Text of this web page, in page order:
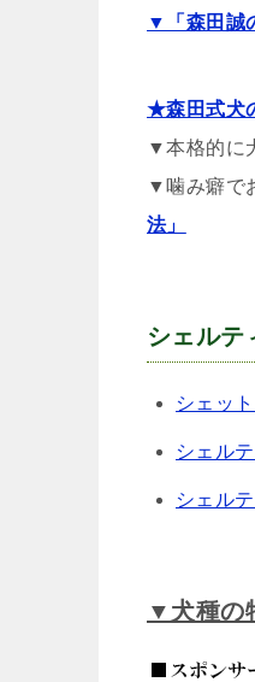
▼「森田誠
★森田式犬
▼本格的に
▼噛み癖で
法」
シェル
シェッ
シェル
シェル
▼犬種の